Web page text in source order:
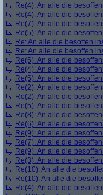
Re(4): An alle die
Re(4): An alle die
Re(7): An alle die
Re(5): An alle die
Re: An alle die besoffen
Re: An alle die besoffen
Re(5): An alle die
Re(4): An alle die
Re(5): An alle die
Re(2): An alle die
Re(2): An alle die
Re(5): An alle die
Re(8): An alle die
Re(6): An alle die
Re(9): An alle die
Re(7): An alle die
Re(9): An alle die
Re(3): An alle die
Re(10): An alle die
Re(10): An alle die
Re(4): An alle die